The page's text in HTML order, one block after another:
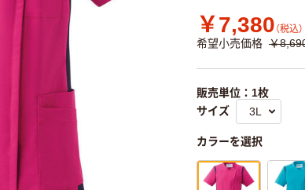
￥7,380 （税込）
希望小売価格 ￥
販売単位：1枚
サイズ
カラーを選択